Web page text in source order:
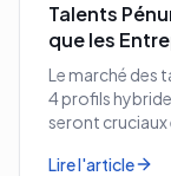
Talents
que les
Le marché des
4 profils
seront
Lire l'article